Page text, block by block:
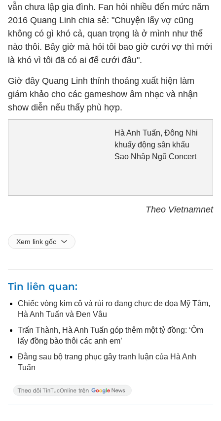
vẫn chưa lập gia đình. Fan hỏi nhiều đến mức năm
2016 Quang Linh chia sẻ: "Chuyện lấy vợ cũng
không có gì khó cả, quan trọng là ở mình như thế
nào thôi. Bây giờ mà hỏi tôi bao giờ cưới vợ thì mới
là khó vì tôi đã có ai để cưới đâu".
Giờ đây Quang Linh thỉnh thoảng xuất hiện làm
giám khảo cho các gameshow âm nhạc và nhận
show diễn nếu thấy phù hợp.
Hà Anh Tuấn, Đông Nhi
khuấy động sân khấu
Sao Nhập Ngũ Concert
Theo Vietnamnet
Xem link gốc
Tin liên quan
Chiếc vòng kim cô và rủi ro đang chực đe dọa Mỹ Tâm,
Hà Anh Tuấn và Đen Vâu
Trấn Thành, Hà Anh Tuấn góp thêm một tỷ đồng: ‘Ôm
lấy đồng bào thôi các anh em’
Đằng sau bộ trang phục gây tranh luận của Hà Anh
Tuấn